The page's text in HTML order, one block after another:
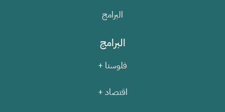
البرامج
البرامج
فلوسنا +
اقتصاد +